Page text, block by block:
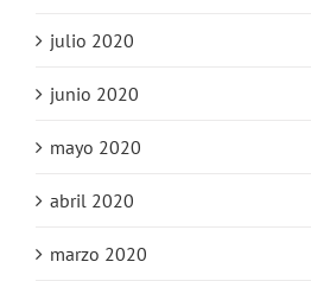
julio 2020
junio 2020
mayo 2020
abril 2020
marzo 2020